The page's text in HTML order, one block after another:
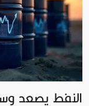
النفط يصعد